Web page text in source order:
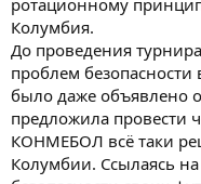
Колумбия.
До проведения
проблем
было даже объявлено
предложила провести
КОНМЕБОЛ всё таки
Колумбии. Ссылаясь